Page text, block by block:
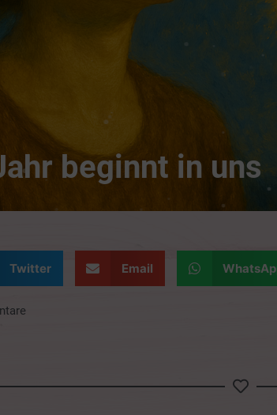
beginnt in uns
Twitter Email